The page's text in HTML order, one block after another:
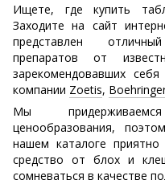
Ищете, где купить
Заходите на сайт
представлен
препаратов от
зарекомендовавших
компании Zoetis,
Мы
ценообразования,
нашем каталоге
средство от блох и
сомневаться в качестве